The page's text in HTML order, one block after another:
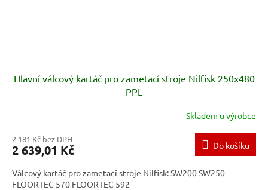
Hlavní válcový kartáč pro zametací stroje Nilfisk 250x480
PPL
Skladem u výrobce
2 181 Kč bez DPH
2 639,01 Kč Do košíku
Válcový kartáč pro zametací stroje Nilfisk: SW200 SW250
FLOORTEC 570 FLOORTEC 592